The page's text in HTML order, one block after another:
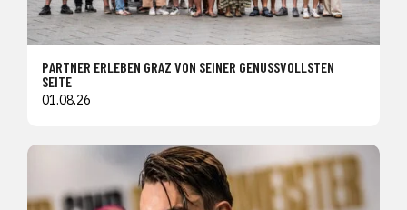
PARTNER ERLEBEN GRAZ VON SEINER GENUSSVOLLSTEN
SEITE
01.08.26